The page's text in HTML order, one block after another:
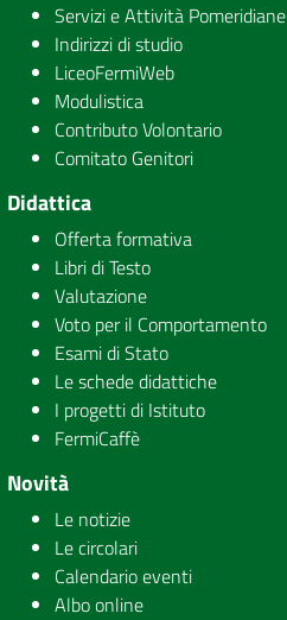
Servizi e Attività Pomeridiane
Indirizzi di studio
LiceoFermiWeb
Modulistica
Contributo Volontario
Comitato Genitori
Didattica
Offerta formativa
Libri di Testo
Valutazione
Voto per il Comportamento
Esami di Stato
Le schede didattiche
I progetti di Istituto
FermiCaffè
Novità
Le notizie
Le circolari
Calendario eventi
Albo online